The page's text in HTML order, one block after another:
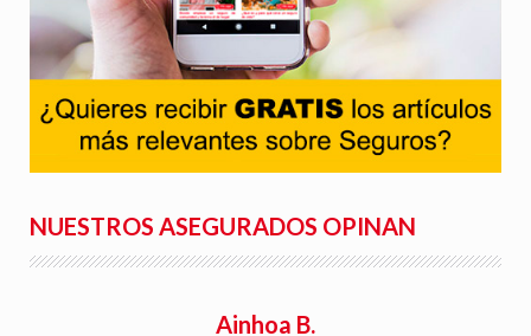
NUESTROS ASEGURADOS OPINAN
Rafael S.